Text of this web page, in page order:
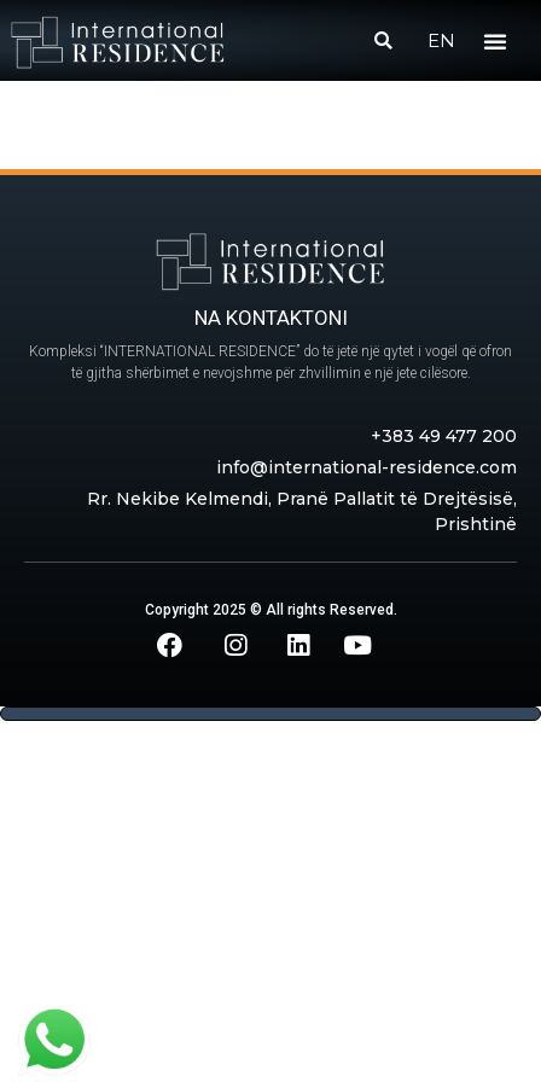
EN
NA KONTAKTONI
Kompleksi “INTERNATIONAL RESIDENCE” do të jetë një qytet i vogël që ofron
të gjitha shërbimet e nevojshme për zhvillimin e një jete cilësore.
+383 49 477 200
info@international-residence.com
Rr. Nekibe Kelmendi, Pranë Pallatit të Drejtësisë,
Prishtinë
Copyright 2025 © All rights Reserved.